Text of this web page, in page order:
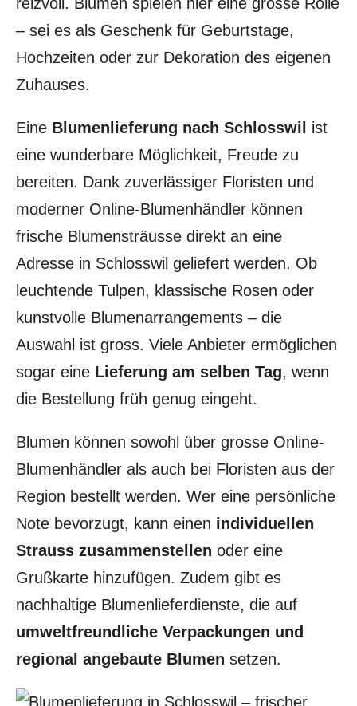
– sei es als Geschenk für Geburtstage,
Hochzeiten oder zur Dekoration des eigenen
Zuhauses.
Eine Blumenlieferung nach Schlosswil
ist
eine wunderbare Möglichkeit, Freude zu
bereiten. Dank zuverlässiger Floristen und
moderner Online-Blumenhändler können
frische Blumensträusse direkt an eine
Adresse in Schlosswil geliefert werden. Ob
leuchtende Tulpen, klassische Rosen oder
kunstvolle Blumenarrangements – die
Auswahl ist gross. Viele Anbieter ermöglichen
sogar eine Lieferung am selben Tag, wenn
die Bestellung früh genug eingeht.
Blumen können sowohl über grosse Online-
Blumenhändler als auch bei Floristen aus der
Region bestellt werden. Wer eine persönliche
Note bevorzugt, kann einen individuellen
Strauss zusammenstellen oder eine
Grußkarte hinzufügen. Zudem gibt es
nachhaltige Blumenlieferdienste, die auf
umweltfreundliche Verpackungen und
regional angebaute Blumen setzen.